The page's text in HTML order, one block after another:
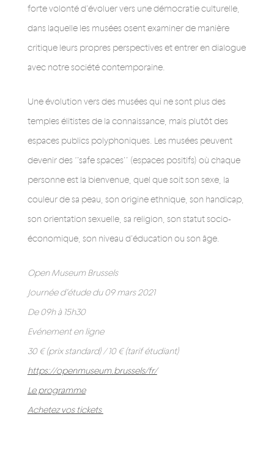
forte volonté d’évoluer vers une démocratie culturelle,
dans laquelle les musées osent examiner de manière
critique leurs propres perspectives et entrer en dialogue
avec notre société contemporaine.
Une évolution vers des musées qui ne sont plus des
temples élitistes de la connaissance, mais plutôt des
espaces publics polyphoniques. Les musées peuvent
devenir des ‘’safe spaces’’ (espaces positifs) où chaque
personne est la bienvenue, quel que soit son sexe, la
couleur de sa peau, son origine ethnique, son handicap,
son orientation sexuelle, sa religion, son statut socio-
économique, son niveau d’éducation ou son âge.
Open Museum Brussels
Journée d’étude du 09 mars 2021
De 09h à 15h30
Evénement en ligne
30 € (prix standard) / 10 € (tarif étudiant)
https://openmuseum.brussels/fr/
Le programme
Achetez vos tickets